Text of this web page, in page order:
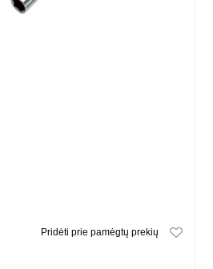
Pridėti prie pamėgtų prekių